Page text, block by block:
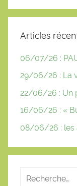
Articles
06/07/26 :
29/06/26 : La
22/06/26 : Un
16/06/26 : «
08/06/26 : les